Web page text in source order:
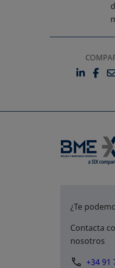
SE
¿Te
Contacta
nosotros
+34 91